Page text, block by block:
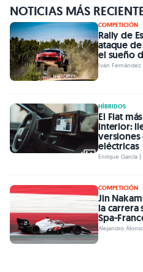
NOTICIAS MÁS
COMPETICIÓN
Rally de
ataque
el sueño
Iván Fernández
HÍBRIDOS
El Fiat
interior:
versiones
eléctricas
Enrique García |
COMPETICIÓN
Jin
la carrera
Spa-
Alejandro